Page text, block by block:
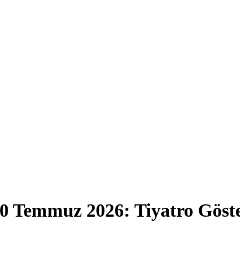
Temmuz 2026: Tiyatro